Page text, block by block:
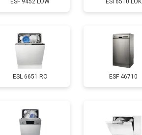
850 ₽ Заказать
2200 ₽ Заказать
2000 ₽ Заказать
1600 ₽
ESL 6651 RO ESF 46710